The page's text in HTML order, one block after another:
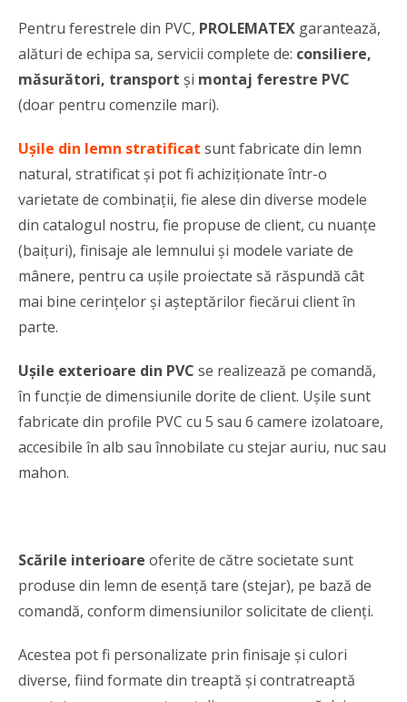
Pentru ferestrele din PVC, PROLEMATEX garantează,
alături de echipa sa, servicii complete de: consiliere,
măsurători, transport și montaj ferestre PVC
(doar pentru comenzile mari).
Ușile din lemn stratificat sunt fabricate din lemn
natural, stratificat și pot fi achiziționate într-o
varietate de combinații, fie alese din diverse modele
din catalogul nostru, fie propuse de client, cu nuanțe
(baițuri), finisaje ale lemnului și modele variate de
mânere, pentru ca ușile proiectate să răspundă cât
mai bine cerințelor și așteptărilor fiecărui client în
parte.
Ușile exterioare din PVC se realizează pe comandă,
în funcție de dimensiunile dorite de client. Ușile sunt
fabricate din profile PVC cu 5 sau 6 camere izolatoare,
accesibile în alb sau înnobilate cu stejar auriu, nuc sau
mahon.
Scările interioare oferite de către societate sunt
produse din lemn de esență tare (stejar), pe bază de
comandă, conform dimensiunilor solicitate de clienți.
Acestea pot fi personalizate prin finisaje și culori
diverse, fiind formate din treaptă și contratreaptă